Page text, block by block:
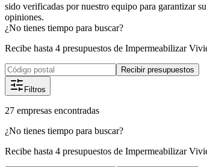
sido verificadas por nuestro equipo para garantizar
opiniones.
¿No tienes tiempo para buscar?
Recibe hasta 4 presupuestos de Impermeabilizar
Recibir presupuestos
Filtros
27 empresas encontradas
¿No tienes tiempo para buscar?
Recibe hasta 4 presupuestos de Impermeabilizar